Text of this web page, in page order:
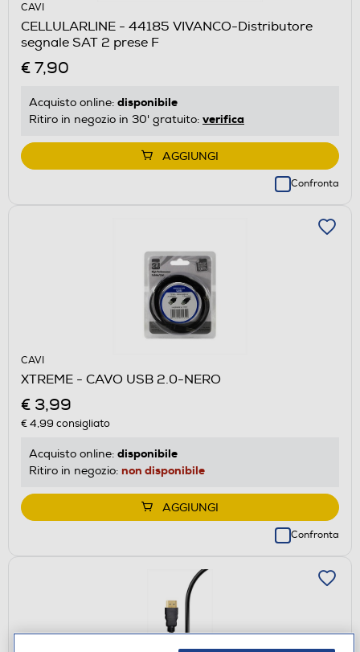
CAVI
CELLULARLINE - 44185 VIVANCO-Distributore
segnale SAT 2 prese F
€ 7,90
Acquisto online: disponibile
Ritiro in negozio in 30' gratuito: verifica
AGGIUNGI
Confronta
CAVI
XTREME - CAVO USB 2.0-NERO
€ 3,99
€ 4,99 consigliato
Acquisto online: disponibile
Ritiro in negozio: non disponibile
AGGIUNGI
Confronta